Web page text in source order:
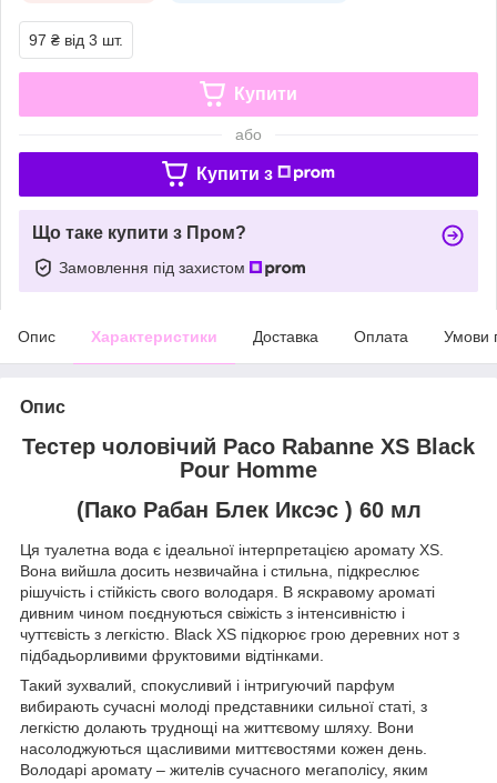
97 ₴ від 3 шт.
Купити
або
Купити з
Що таке купити з Пром?
Замовлення під захистом
Опис Характеристики Доставка Оплата Умови
Опис
Тестер чоловічий Paco Rabanne XS Black
Pour Homme
(Пако Рабан Блек Иксэс ) 60 мл
Ця туалетна вода є ідеальної інтерпретацією аромату XS.
Вона вийшла досить незвичайна і стильна, підкреслює
рішучість і стійкість свого володаря. В яскравому ароматі
дивним чином поєднуються свіжість з інтенсивністю і
чуттєвість з легкістю. Black XS підкорює грою деревних нот з
підбадьорливими фруктовими відтінками.
Такий зухвалий, спокусливий і інтригуючий парфум
вибирають сучасні молоді представники сильної статі, з
легкістю долають труднощі на життєвому шляху. Вони
насолоджуються щасливими миттєвостями кожен день.
Володарі аромату – жителів сучасного мегаполісу, яким